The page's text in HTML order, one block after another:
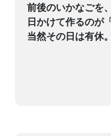
前後のいかなごを
日かけて作るのが
当然その日は有休